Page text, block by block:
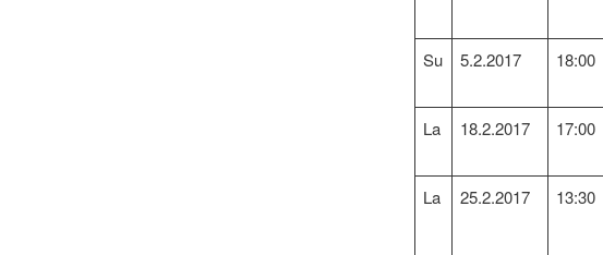
Su 5.2.2017 18:00
La 18.2.2017 17:00
La 25.2.2017 13:30